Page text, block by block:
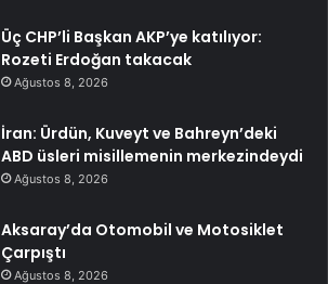
Üç CHP’li Başkan AKP’ye katılıyor:
Rozeti Erdoğan takacak
Ağustos 8, 2026
İran: Ürdün, Kuveyt ve Bahreyn’deki
ABD üsleri misillemenin merkezindeydi
Ağustos 8, 2026
Aksaray’da Otomobil ve Motosiklet
Çarpıştı
Ağustos 8, 2026